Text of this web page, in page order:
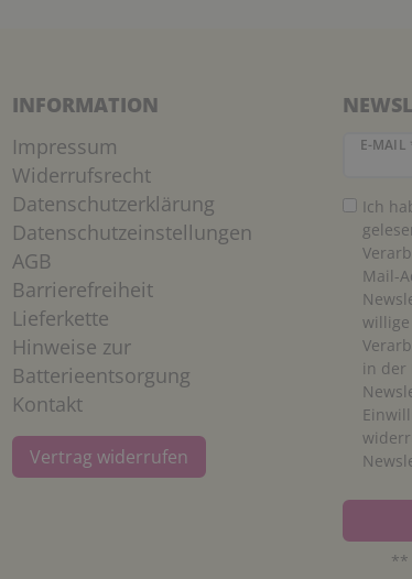
INFORMATION
Impressum
Widerrufsrecht
Datenschutzerklärung
Datenschutzeinstellungen
AGB
Barrierefreiheit
Lieferkette
Hinweise zur
Batterieentsorgung
Kontakt
Vertrag widerrufen
E-
Ich
Mail-
in der
**